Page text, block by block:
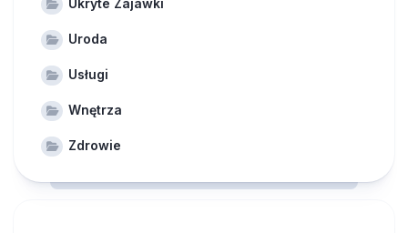
Ukryte Zajawki
Uroda
Usługi
Wnętrza
Zdrowie